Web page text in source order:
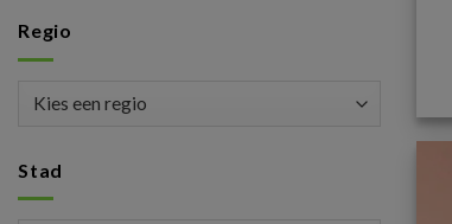
Regio
Stad